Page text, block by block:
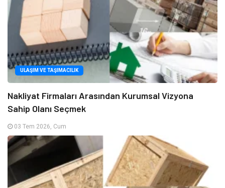
ULAŞIM VE TAŞIMACILIK
Nakliyat Firmaları Arasından Kurumsal Vizyona
Sahip Olanı Seçmek
03 Tem 2026, Cum